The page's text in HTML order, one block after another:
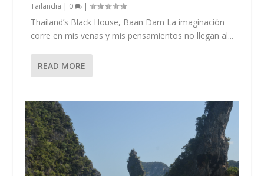
Tailandia | 0 |
Thailand’s Black House, Baan Dam La imaginación
corre en mis venas y mis pensamientos no llegan al...
READ MORE